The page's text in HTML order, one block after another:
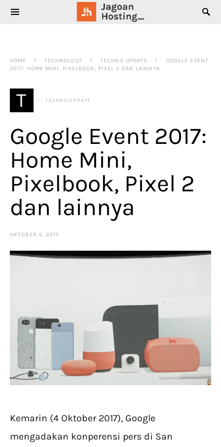
SEARCH FOR:
HOME TECHNOLOGY TECHNO UPDATE
GOOGLE EVENT
2017: HOME MINI, PIXELBOOK, PIXEL 2 DAN LAINNYA
T TECHNO UPDATE
Google Event 2017:
Home Mini,
Pixelbook, Pixel 2
dan lainnya
OKTOBER 5, 2017
Kemarin (4 Oktober 2017), Google
mengadakan konperensi pers di San